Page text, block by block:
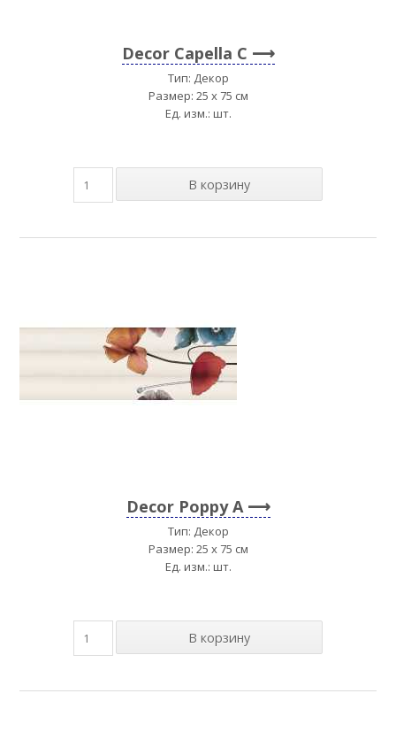
Decor Capella C
Тип: Декор
Размер: 25 x 75 см
Ед. изм.: шт.
Decor Poppy A
Тип: Декор
Размер: 25 x 75 см
Ед. изм.: шт.